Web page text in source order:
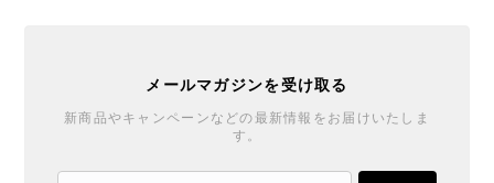
メールマガジンを受け取る
新商品やキャンペーンなどの最新情報をお届けいたしま
す。